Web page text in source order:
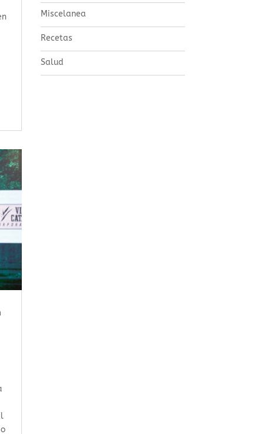
Miscelanea
Recetas
Salud